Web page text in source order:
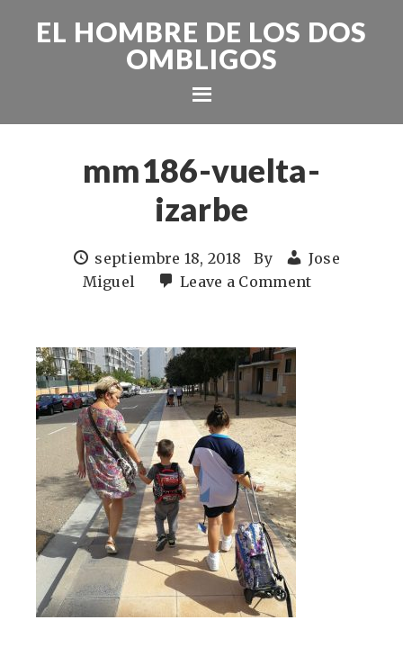
EL HOMBRE DE LOS DOS
OMBLIGOS
mm186-vuelta-
izarbe
septiembre 18, 2018 By
Jose
Miguel
Leave a Comment